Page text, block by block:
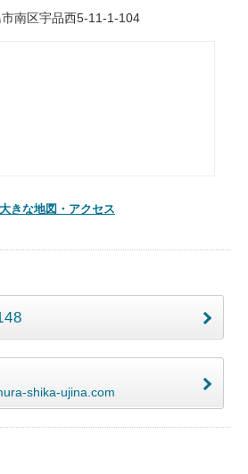
南区宇品西5-11-1-104
大きな地図・アクセス
shika-ujina.com